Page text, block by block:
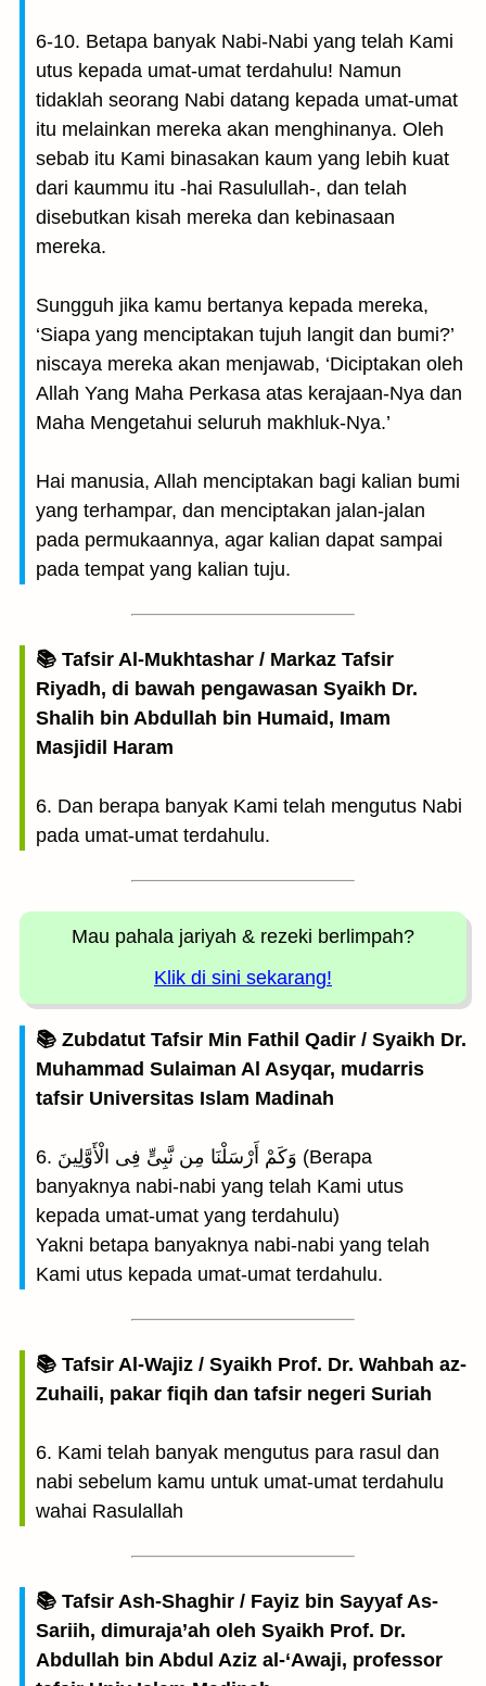
6-10. Betapa banyak Nabi-Nabi yang telah Kami
utus kepada umat-umat terdahulu! Namun
tidaklah seorang Nabi datang kepada umat-umat
itu melainkan mereka akan menghinanya. Oleh
sebab itu Kami binasakan kaum yang lebih kuat
dari kaummu itu -hai Rasulullah-, dan telah
disebutkan kisah mereka dan kebinasaan
mereka.
Sungguh jika kamu bertanya kepada mereka,
‘Siapa yang menciptakan tujuh langit dan bumi?’
niscaya mereka akan menjawab, ‘Diciptakan oleh
Allah Yang Maha Perkasa atas kerajaan-Nya dan
Maha Mengetahui seluruh makhluk-Nya.’
Hai manusia, Allah menciptakan bagi kalian bumi
yang terhampar, dan menciptakan jalan-jalan
pada permukaannya, agar kalian dapat sampai
pada tempat yang kalian tuju.
📚 Tafsir Al-Mukhtashar / Markaz Tafsir
Riyadh, di bawah pengawasan Syaikh Dr.
Shalih bin Abdullah bin Humaid, Imam
Masjidil Haram
6. Dan berapa banyak Kami telah mengutus Nabi
pada umat-umat terdahulu.
Mau pahala jariyah & rezeki berlimpah?
Klik di sini sekarang!
📚 Zubdatut Tafsir Min Fathil Qadir / Syaikh Dr.
Muhammad Sulaiman Al Asyqar, mudarris
tafsir Universitas Islam Madinah
6. وَكَمْ أَرْسَلْنَا مِن نَّبِىٍّ فِى الْأَوَّلِينَ (Berapa
banyaknya nabi-nabi yang telah Kami utus
kepada umat-umat yang terdahulu)
Yakni betapa banyaknya nabi-nabi yang telah
Kami utus kepada umat-umat terdahulu.
📚 Tafsir Al-Wajiz / Syaikh Prof. Dr. Wahbah az-
Zuhaili, pakar fiqih dan tafsir negeri Suriah
6. Kami telah banyak mengutus para rasul dan
nabi sebelum kamu untuk umat-umat terdahulu
wahai Rasulallah
📚 Tafsir Ash-Shaghir / Fayiz bin Sayyaf As-
Sariih, dimuraja’ah oleh Syaikh Prof. Dr.
Abdullah bin Abdul Aziz al-‘Awaji, professor